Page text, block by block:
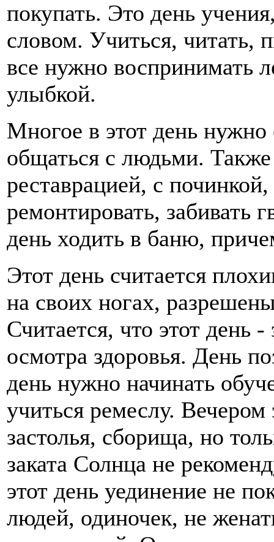
покупать. Это день
словом. Учиться, читать,
все нужно воспринимать
улыбкой.
Многое в этот день нужно
общаться с людьми. Также
реставрацией, с
ремонтировать, забивать
день ходить в баню,
Этот день считается
на своих ногах,
Считается, что этот день
осмотра здоровья. День
день нужно начинать
учиться ремеслу.
застолья, сборища, но
заката Солнца не
этот день уединение не
людей, одиночек, не